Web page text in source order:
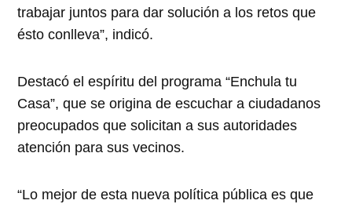
trabajar juntos para dar solución a los retos que
ésto conlleva”, indicó.
Destacó el espíritu del programa “Enchula tu
Casa”, que se origina de escuchar a ciudadanos
preocupados que solicitan a sus autoridades
atención para sus vecinos.
“Lo mejor de esta nueva política pública es que